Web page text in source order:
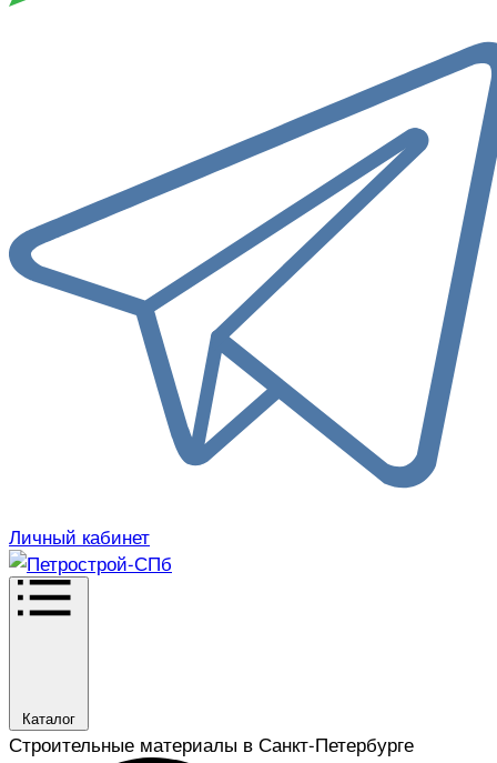
Личный кабинет
Каталог
Строительные материалы в Санкт-Петербурге